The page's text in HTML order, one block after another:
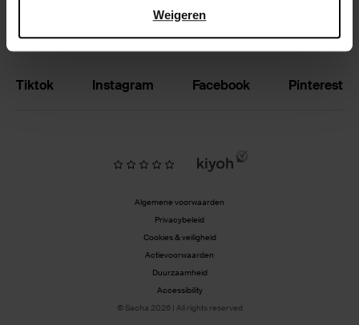
Weigeren
Tiktok Instagram Facebook Pinterest
Algemene voorwaarden
Privacybeleid
Cookies & veiligheid
Actievoorwaarden
Duurzaamheid
Accessibility
© Sacha 2026 | All rights reserved